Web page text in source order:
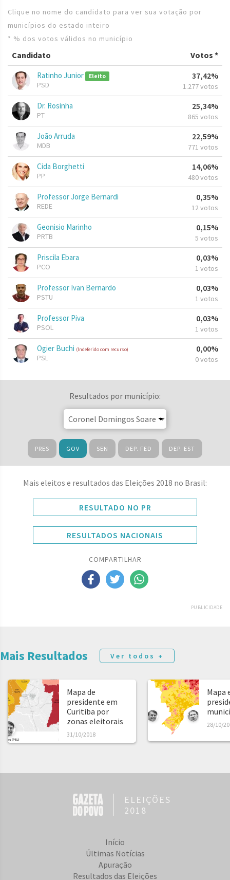
Clique no nome do candidato para ver sua votação por
municípios do estado inteiro
* % dos votos válidos no município
Candidato Votos *
Ratinho Junior Eleito
PSD
37,42%
1.277 votos
Dr. Rosinha
PT
25,34%
865 votos
João Arruda
MDB
22,59%
771 votos
Cida Borghetti
PP
14,06%
480 votos
Professor Jorge Bernardi
REDE
0,35%
12 votos
Geonisio Marinho
PRTB
0,15%
5 votos
Priscila Ebara
PCO
0,03%
1 votos
Professor Ivan Bernardo
PSTU
0,03%
1 votos
Professor Piva
PSOL
0,03%
1 votos
Ogier Buchi (Indeferido com recurso)
PSL
0,00%
0 votos
Resultados por município:
PRES GOV SEN DEP. FED DEP. EST
Mais eleitos e resultados das Eleições 2018 no Brasil:
RESULTADO NO PR
RESULTADOS NACIONAIS
COMPARTILHAR
PUBLICIDADE
Mais Resultados Ver todos +
Mapa de
presidente em
Curitiba por
zonas eleitorais
31/10/2018
Mapa
28/10/
ELEIÇÕES
2018
Início
Últimas Notícias
Apuração
Resultados das Eleições